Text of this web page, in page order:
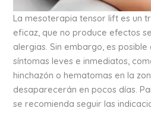
La mesoterapia tensor lift es un
eficaz, que no produce efectos
alergias. Sin embargo, es
síntomas leves e inmediatos,
hinchazón o hematomas en la
desaparecerán en pocos días.
se recomienda seguir las